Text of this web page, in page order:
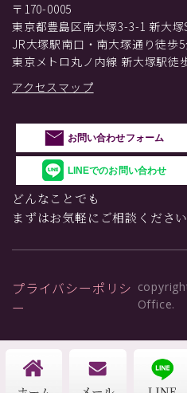
〒170-0005
東京都豊島区南大塚3-3-1 新大塚
JR大塚駅南口・南大塚通り徒歩
東京メトロ丸ノ内線 新大塚駅徒
アクセスマップ
お問い合わせフォーム
LINEでのお問い合わせ
どんなことでも
まずはお気軽にご相談ください
プライバシーポリシ
ー
Office.